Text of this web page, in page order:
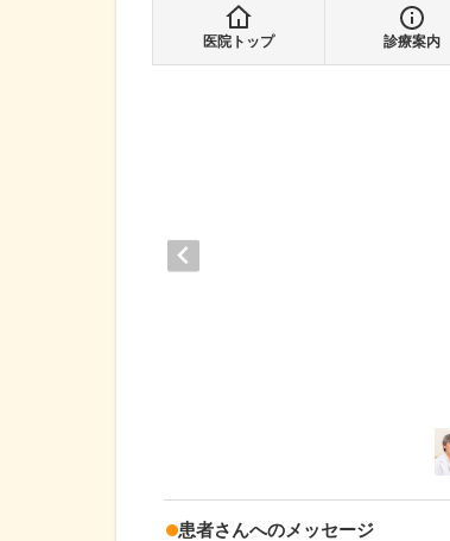
医院トップ 診療案内
患者さんへのメッセージ